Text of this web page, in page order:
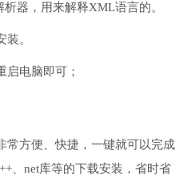
器，用来解释XML语言的。
。
启电脑即可；
常方便、快捷，一键就可以完成
、net库等的下载安装，省时省